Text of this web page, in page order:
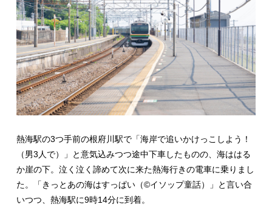
熱海駅の3つ手前の根府川駅で「海岸で追いかけっこしよう！
（男3人で）」と意気込みつつ途中下車したものの、海ははる
か崖の下。泣く泣く諦めて次に来た熱海行きの電車に乗りまし
た。「きっとあの海はすっぱい（©イソップ童話）」と言い合
いつつ、熱海駅に9時14分に到着。